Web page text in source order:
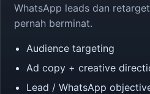
WhatsApp leads dan
pernah berminat.
Audience targeting
Ad copy + creative
Lead / WhatsApp